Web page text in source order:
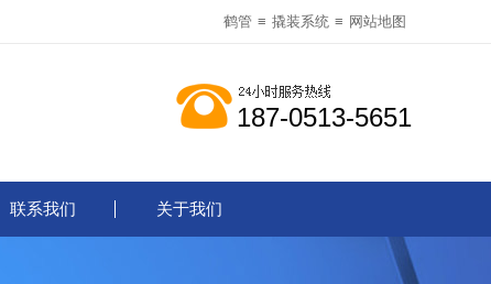
鹤管 ≡ 撬装系统 ≡ 网站地图
187-0513-5651
联系我们 关于我们